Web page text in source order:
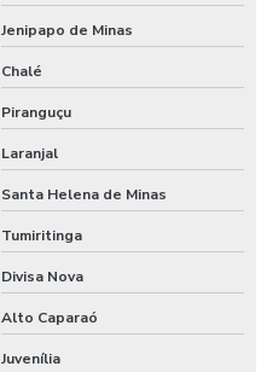
Jenipapo de Minas
Chalé
Piranguçu
Laranjal
Santa Helena de Minas
Tumiritinga
Divisa Nova
Alto Caparaó
Juvenília